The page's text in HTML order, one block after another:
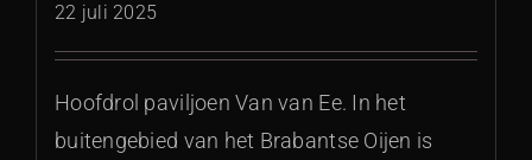
22 juli 2025
Hoofdrol paviljoen Van van Ee. In het
buitengebied van het Brabantse Oijen is